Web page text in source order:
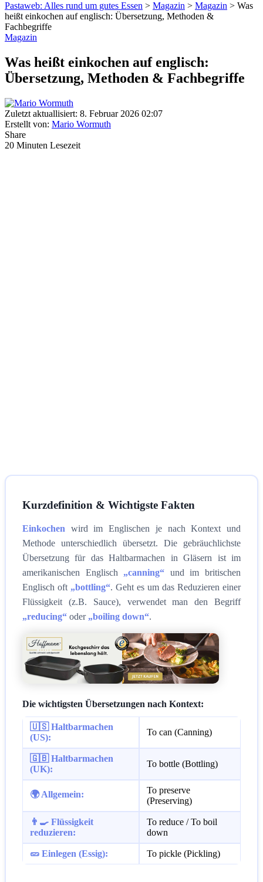
Pastaweb: Alles rund um gutes Essen > Magazin > Magazin > Was
heißt einkochen auf englisch: Übersetzung, Methoden &
Fachbegriffe
Magazin
Was heißt einkochen auf englisch:
Übersetzung, Methoden & Fachbegriffe
Zuletzt aktuallisiert: 8. Februar 2026 02:07
Erstellt von: Mario Wormuth
Share
20 Minuten Lesezeit
Kurzdefinition & Wichtigste Fakten
Einkochen wird im Englischen je nach Kontext und
Methode unterschiedlich übersetzt. Die gebräuchlichste
Übersetzung für das Haltbarmachen in Gläsern ist im
amerikanischen Englisch „canning“ und im britischen
Englisch oft „bottling“. Geht es um das Reduzieren einer
Flüssigkeit (z.B. Sauce), verwendet man den Begriff
„reducing“ oder „boiling down“.
Die wichtigsten Übersetzungen nach Kontext:
🇺🇸 Haltbarmachen
(US):
To can (Canning)
🇬🇧 Haltbarmachen
(UK):
To bottle (Bottling)
🌍 Allgemein:
To preserve
(Preserving)
👨‍🍳 Flüssigkeit
reduzieren:
To reduce / To boil
down
🥒 Einlegen (Essig): To pickle (Pickling)